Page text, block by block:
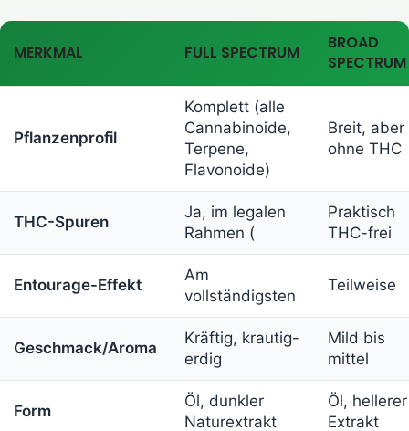
MERKMAL FULL SPECTRUM
BROAD
SPECTRUM
Pflanzenprofil
Komplett (alle
Cannabinoide,
Terpene,
Flavonoide)
Breit, aber
ohne THC
THC-Spuren
Ja, im legalen
Rahmen (
Praktisch
THC-frei
Entourage-Effekt
Am
vollständigsten
Teilweise
Geschmack/Aroma
Kräftig, krautig-
erdig
Mild bis
mittel
Form
Öl, dunkler
Naturextrakt
Öl, hellerer
Extrakt